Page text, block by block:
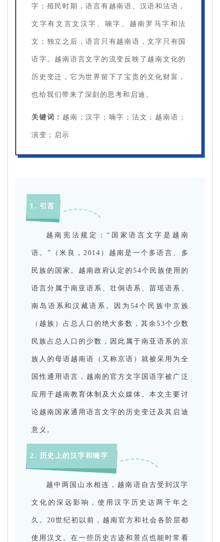
字；殖民时期，语言有越南语、汉语和法语，
文字有文言文汉字、喃字、越南罗马字和法
文；独立之后，语言只有越南语，文字只有国
语字。越南语言文字的流变反映了越南文化的
历史变迁，它为世界留下了宝贵的文化财富，
也给我们带来了深刻的思考和启迪。
关键词： 越南；汉字；喃字；法文；越南语；
演变；启示
1. 引言
越南宪法规定：“国家语言文字是越南
语。”（米良，2014）越南是一个多语言、多
民族的国家。越南政府认定的54个民族使用的
语言分属于南亚语系、壮侗语系、苗瑶语系、
南岛语系和汉藏语系。因为54个民族中京族
（越族）占总人口的绝大多数，其余53个少数
民族占总人口的少数，因此属于南亚语系的京
族人的母语越南语（又称京语）就被采用为全
国性通用语言，越南的官方文字国语字被广泛
应用于越南教育体制及大众媒体。本文主要讨
论越南国家通用语言文字的历史变迁及其启迪
意义。
2. 历史上的汉字和喃字
越中两国山水相连，越南语自古受到汉字
文化的深远影响，使用汉字历史达两千年之
久。20世纪初以前，越南官方和社会各阶层都
使用汉文。在一些历史古迹和景点也能时常看